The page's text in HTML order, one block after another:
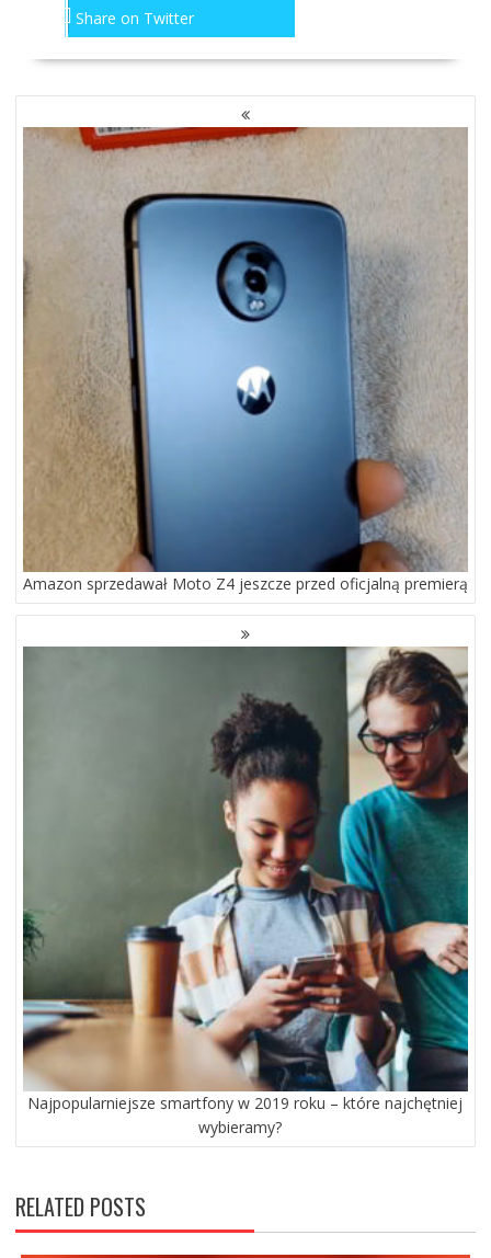
Share on Twitter
NAWIGACJA
PO
WPISACH
Amazon sprzedawał Moto Z4 jeszcze przed oficjalną premierą
Najpopularniejsze smartfony w 2019 roku – które najchętniej
wybieramy?
RELATED POSTS